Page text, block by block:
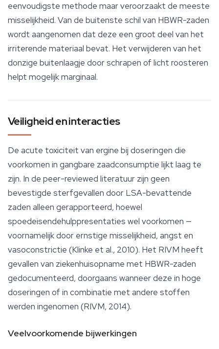
eenvoudigste methode maar veroorzaakt de meeste
misselijkheid. Van de buitenste schil van HBWR-zaden
wordt aangenomen dat deze een groot deel van het
irriterende materiaal bevat. Het verwijderen van het
donzige buitenlaagje door schrapen of licht roosteren
helpt mogelijk marginaal.
Veiligheid en interacties
De acute toxiciteit van ergine bij doseringen die
voorkomen in gangbare zaadconsumptie lijkt laag te
zijn. In de peer-reviewed literatuur zijn geen
bevestigde sterfgevallen door LSA-bevattende
zaden alleen gerapporteerd, hoewel
spoedeisendehulppresentaties wel voorkomen —
voornamelijk door ernstige misselijkheid, angst en
vasoconstrictie (Klinke et al., 2010). Het RIVM heeft
gevallen van ziekenhuisopname met HBWR-zaden
gedocumenteerd, doorgaans wanneer deze in hoge
doseringen of in combinatie met andere stoffen
werden ingenomen (RIVM, 2014).
Veelvoorkomende bijwerkingen